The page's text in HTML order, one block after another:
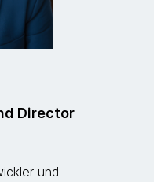
Director
und